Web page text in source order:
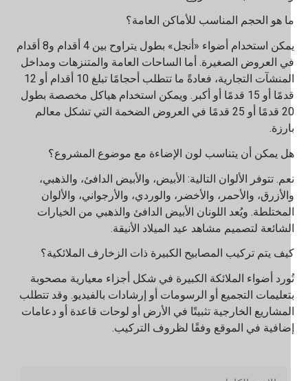
هو الحجم المناسب للأماكن العامة؟
يمكن استخدام أضواء «أنجل» بطول يتراوح بين 4 أقدام و8 أقدام
العروض الصغيرة. أما الساحات العامة والمتنزهات ومداخل
المنشآت التجارية، فعادةً ما تتطلب أحجامًا تبلغ 10 أقدام أو 12
قدمًا أو 15 قدمًا أو أكبر. ويمكن استخدام هياكل مخصصة بطول
20 قدمًا أو 25 قدمًا في العروض الضخمة التي تشكل معالم
يمكن أن يتناسب لون الإضاءة مع موضوع المشروع؟
تتوفر الألوان التالية: الأبيض، والأبيض الدافئ، والذهبي،
والأحمر، والأخضر، والوردي، والأرجواني، والألوان
ويُعد اللونان الأبيض الدافئ والذهبي من الخيارات
لتصميم مشاهد عيد الميلاد الأنيقة.
يتم تركيب المصابيح الكبيرة ذات الزخارف الملائكية؟
أضواء الملائكة الكبيرة في شكل أجزاء معيارية مصحوبة
التجميع أو الرسومات أو إرشادات بالفيديو. وقد تتطلب
الخارجية تثبيتًا في الأرض أو لوحات قاعدة أو دعامات
في الموقع وفقًا لظروف التركيب.